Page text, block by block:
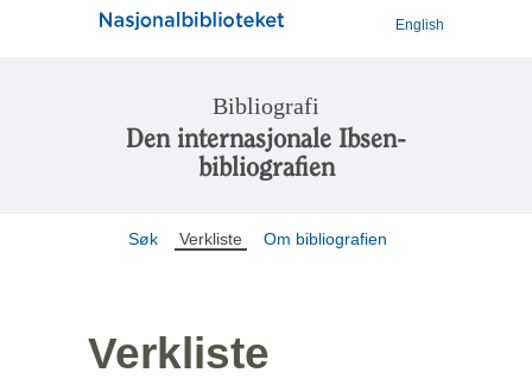
English
Bibliografi
Den internasjonale Ibsen-
bibliografien
Søk Verkliste Om bibliografien
Verkliste